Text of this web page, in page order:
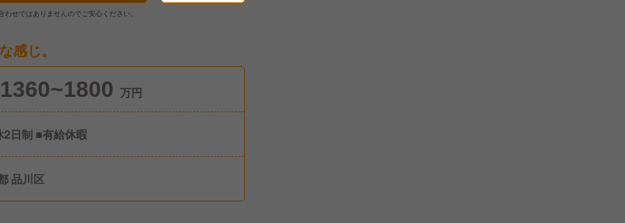
せではありませんのでご安心ください。
感じ。
1360~1800 万円
2日制 ■有給休暇
品川区